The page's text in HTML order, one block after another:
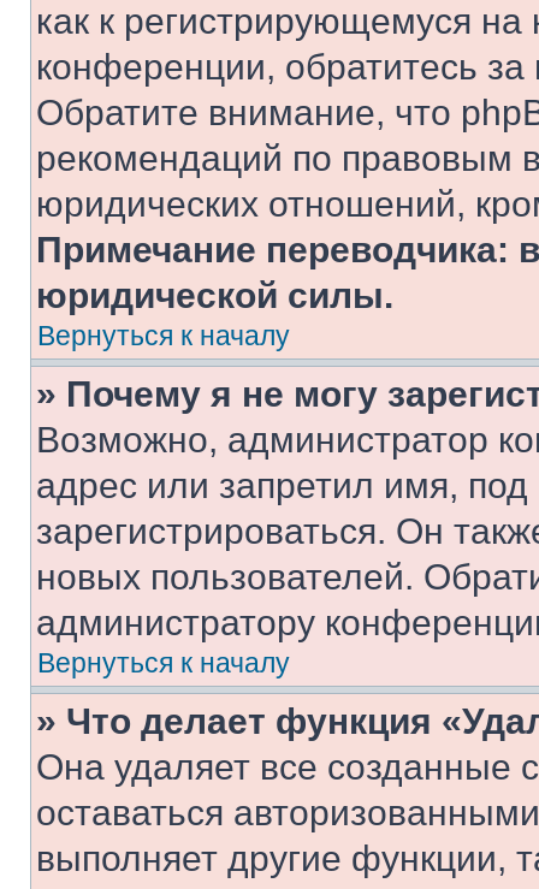
как к регистрирующемуся
конференции, обратитесь
Обратите внимание, что
рекомендаций по правовым
юридических отношений,
Примечание переводчика:
юридической силы.
Вернуться к началу
» Почему я не могу
Возможно, администратор
адрес или запретил имя,
зарегистрироваться. Он
новых пользователей.
администратору
Вернуться к началу
» Что делает функция
Она удаляет все созданные
оставаться
выполняет другие функции,